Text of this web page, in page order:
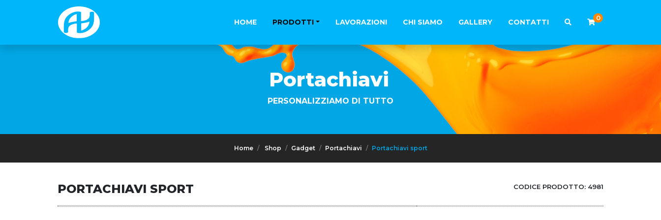
HOME PRODOTTI LAVORAZIONI CHI SIAMO GALLERY CONTATTI 0
Portachiavi
PERSONALIZZIAMO DI TUTTO
Home Shop Gadget Portachiavi Portachiavi sport
PORTACHIAVI SPORT CODICE PRODOTTO: 4981